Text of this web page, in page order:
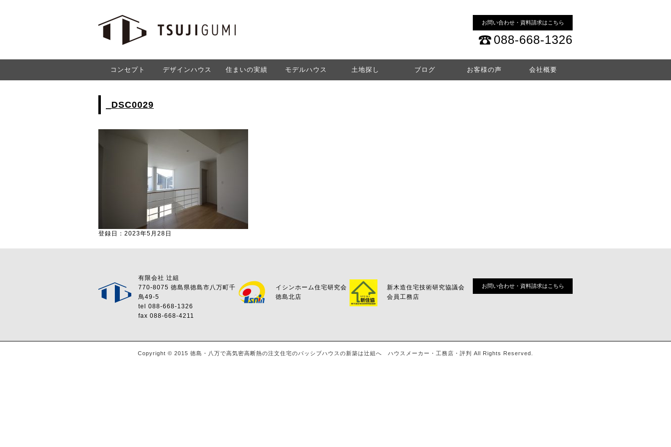
お問い合わせ・資料請求はこちら
088-668-1326
コンセプト デザインハウス 住まいの実績 モデルハウス 土地探し ブログ お客様の声 会社概要
_DSC0029
登録日：2023年5月28日
有限会社 辻組
770-8075 徳島県徳島市八万町千
鳥49-5
tel 088-668-1326
fax 088-668-4211
イシンホーム住宅研究会
徳島北店
新木造住宅技術研究協議会
会員工務店
お問い合わせ・資料請求はこちら
Copyright © 2015 徳島・八万で高気密高断熱の注文住宅のパッシブハウスの新築は辻組へ ハウスメーカー・工務店・評判 All Rights Reserved.